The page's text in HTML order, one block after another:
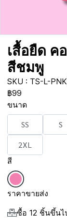
เสื้อยืด ค
สีชมพู
SKU : TS-L-PNK
฿99
ขนาด
SS S
2XL
สี
ราคาขายส่ง
ซื้อ 12 ชิ้นขึ้นไ